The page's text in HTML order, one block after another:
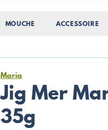
MOUCHE ACCESSOIRE
Maria
Jig Mer
35g